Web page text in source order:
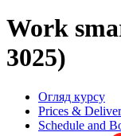
Work
3025)
Огляд курсу
Prices &
Schedule and